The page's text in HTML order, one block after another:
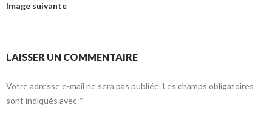
Image suivante
LAISSER UN COMMENTAIRE
Votre adresse e-mail ne sera pas publiée. Les champs obligatoires
sont indiqués avec *